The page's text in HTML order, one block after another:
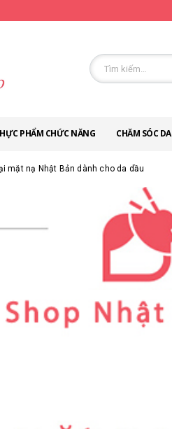
PHẨM CHỨC NĂNG CHĂM SÓC DA
mặt nạ Nhật Bản dành cho da dầu